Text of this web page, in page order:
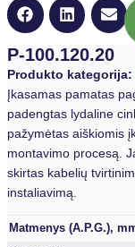
P-100.120.20
Produkto kategorija:
Įkasamas pamatas
padengtas lydaline
pažymėtas aiškiomis
montavimo procesą.
skirtas kabelių
instaliavimą.
Matmenys (A.P.G.),